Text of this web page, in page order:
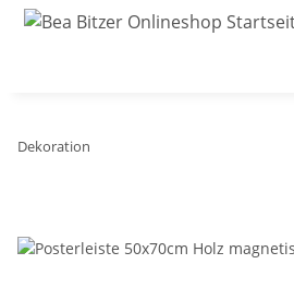
Dekoration